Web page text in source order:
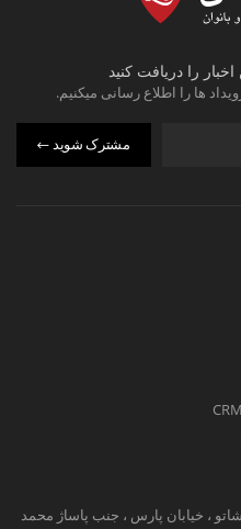
را دریافت کنید
ها را اطلاع رسانی میکنیم.
مشترک شوید
، خیابان پارس ، جنب پاساژ محمد